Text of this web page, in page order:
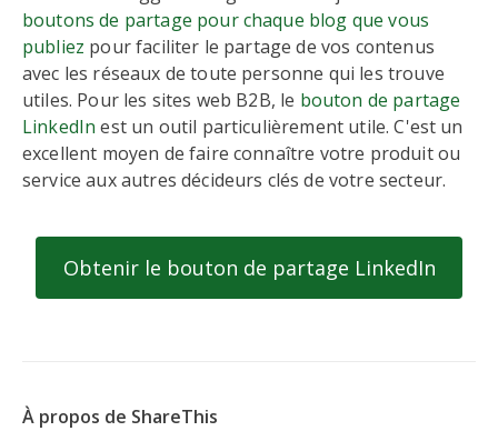
boutons de partage pour chaque blog que vous
publiez pour faciliter le partage de vos contenus
avec les réseaux de toute personne qui les trouve
utiles. Pour les sites web B2B, le bouton de partage
LinkedIn est un outil particulièrement utile. C'est un
excellent moyen de faire connaître votre produit ou
service aux autres décideurs clés de votre secteur.
Obtenir le bouton de partage LinkedIn
À propos de ShareThis